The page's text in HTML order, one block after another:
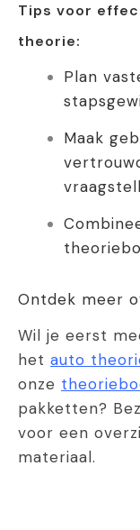
Tips voor
theorie:
Plan
Maak
Ontdek meer
Wil je eerst
het auto
onze
pakketten?
voor een
materiaal.